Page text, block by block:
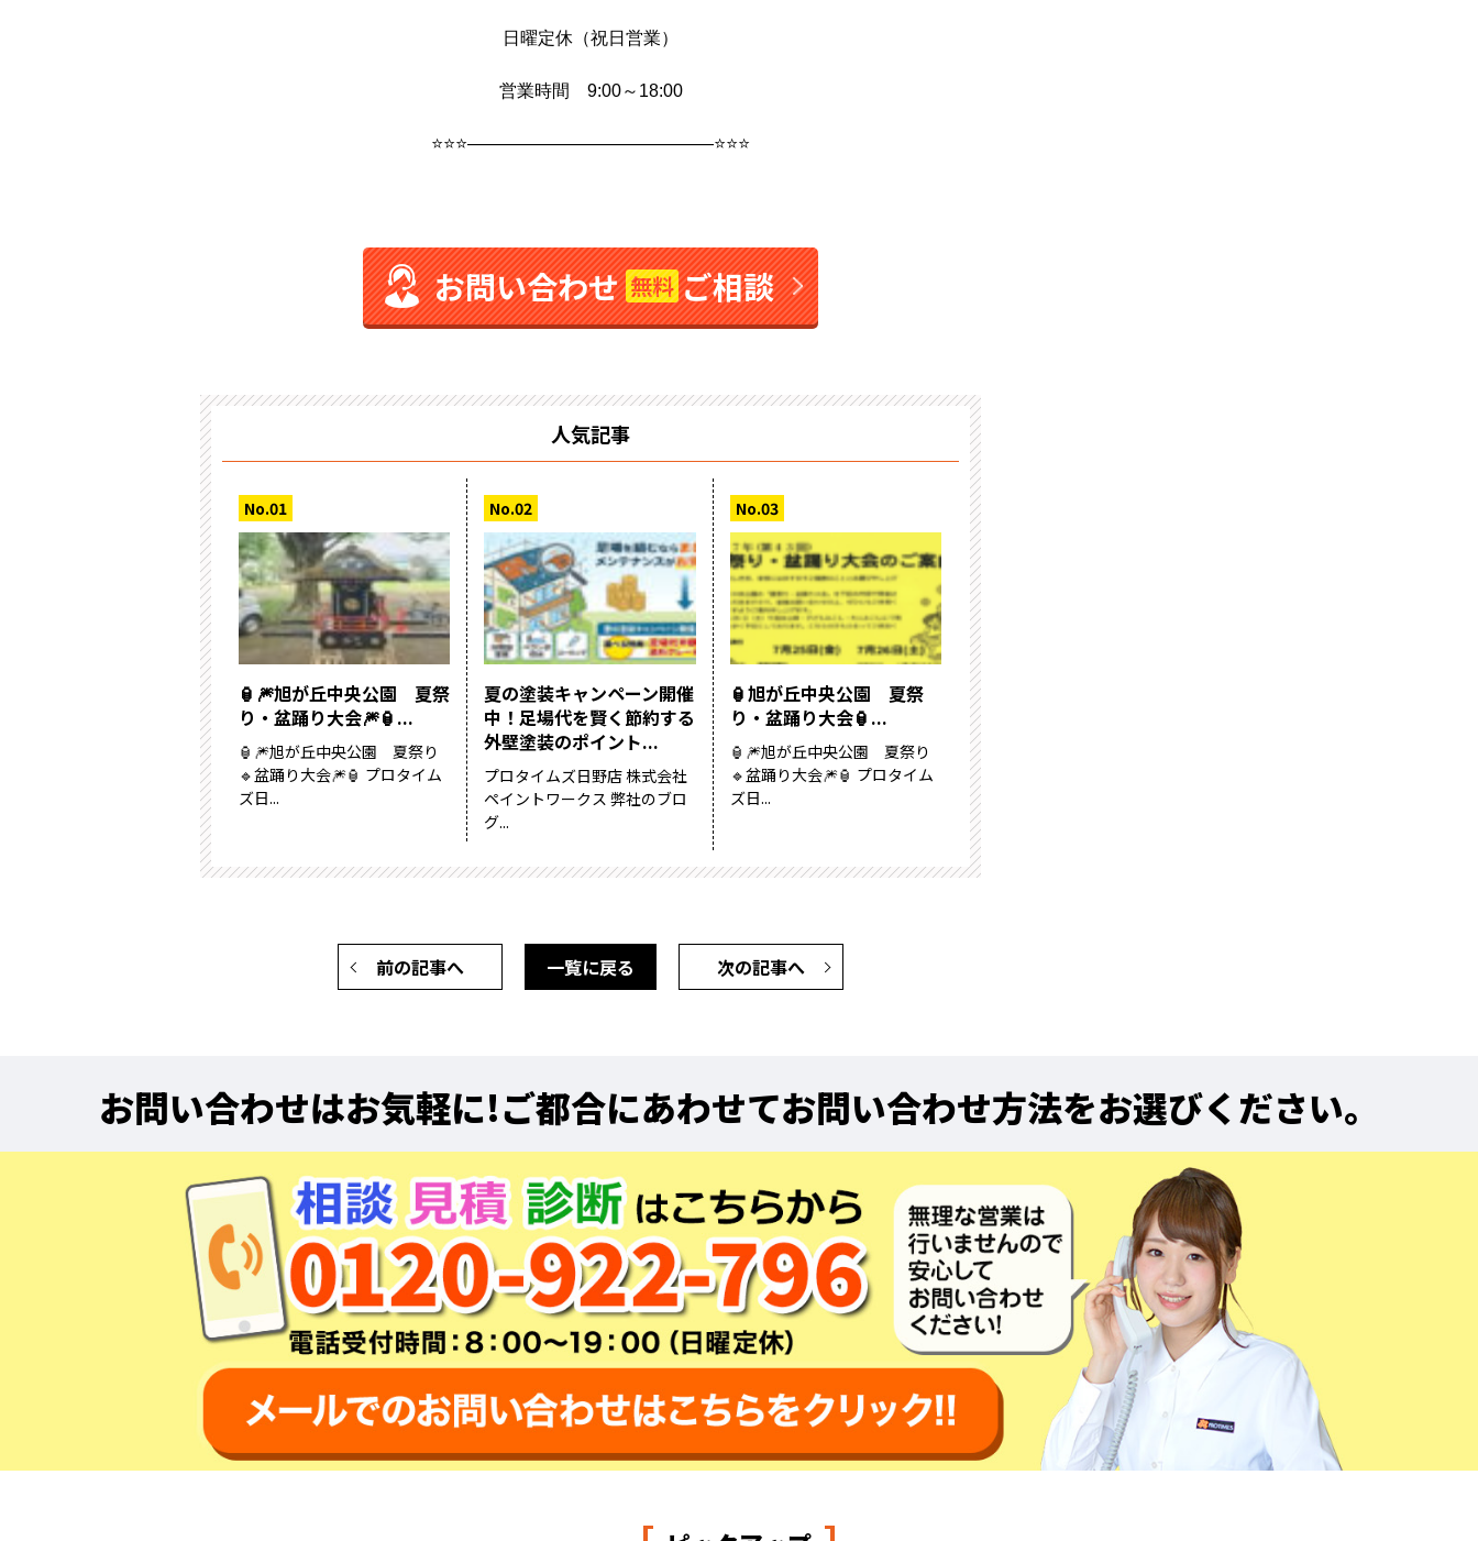
日曜定休（祝日営業）
営業時間 9:00～18:00
⭐⭐⭐——————————————⭐⭐⭐
お問い合わせ無料 ご相談
人気記事
🏮🎆旭が丘中央公園 夏祭
り・盆踊り大会🎆🏮...
🏮🎆旭が丘中央公園 夏祭り
🔹盆踊り大会🎆🏮 プロタイム
ズ日...
夏の塗装キャンペーン開催
中！足場代を賢く節約する
外壁塗装のポイント...
プロタイムズ日野店 株式会社
ペイントワークス 弊社のブロ
グ...
🏮旭が丘中央公園 夏祭
り・盆踊り大会🏮...
🏮🎆旭が丘中央公園 夏祭り
🔹盆踊り大会🎆🏮 プロタイム
ズ日...
前の記事へ 次の記事へ
一覧に戻る
お問い合わせはお気軽に!ご都合にあわせてお問い合わせ方法をお選びください。